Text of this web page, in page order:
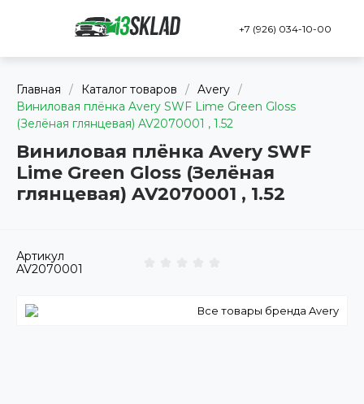
+7 (926) 034-10-00
Главная / Каталог товаров / Avery /
Виниловая плёнка Avery SWF Lime Green Gloss
(Зелёная глянцевая) AV2070001 , 1.52
Виниловая плёнка Avery SWF
Lime Green Gloss (Зелёная
глянцевая) AV2070001 , 1.52
Артикул
AV2070001
Все товары бренда Avery